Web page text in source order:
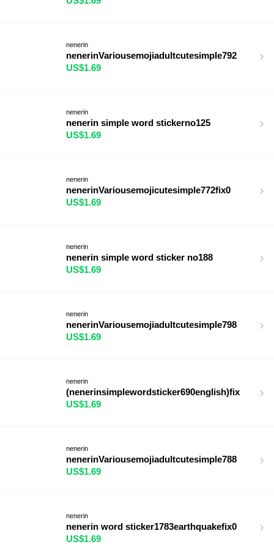
nenerin
nenerinVariousemojiadultcutesimple792
US$1.69
nenerin
nenerin simple word stickerno125
US$1.69
nenerin
nenerinVariousemojicutesimple772fix0
US$1.69
nenerin
nenerin simple word sticker no188
US$1.69
nenerin
nenerinVariousemojiadultcutesimple798
US$1.69
nenerin
(nenerinsimplewordsticker690english)fix
US$1.69
nenerin
nenerinVariousemojiadultcutesimple788
US$1.69
nenerin
nenerin word sticker1783earthquakefix0
US$1.69